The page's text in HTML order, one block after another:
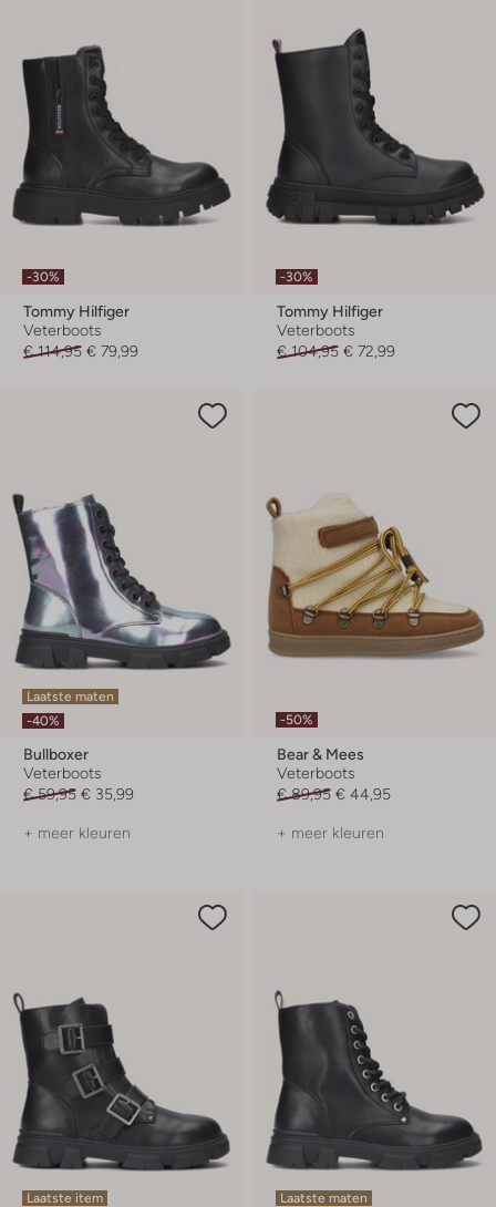
-30%
Tommy Hilfiger
Veterboots
€ 114,95 € 79,99
-30%
Tommy Hilfiger
Veterboots
€ 104,95 € 72,99
Laatste maten
-40%
Bullboxer
Veterboots
€ 59,95 € 35,99
+ meer kleuren
-50%
Bear & Mees
Veterboots
€ 89,95 € 44,95
+ meer kleuren
Laatste item Laatste maten